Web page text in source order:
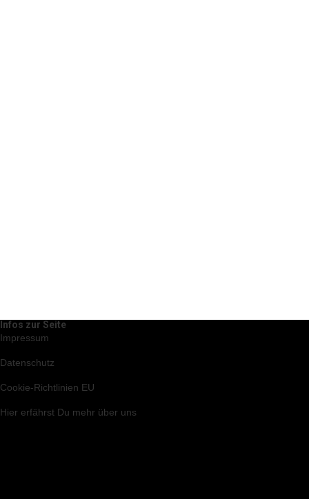
Infos zur Seite
Impressum
Datenschutz
Cookie-Richtlinien EU
Hier erfährst Du mehr über uns